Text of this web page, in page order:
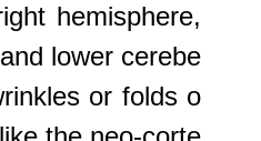
hemisphere,
lower cerebe
or folds o